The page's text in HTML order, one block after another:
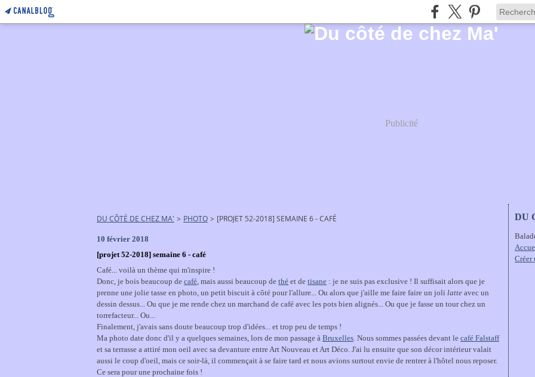
Publicité
DU CÔTÉ DE CHEZ MA' > PHOTO > [PROJET 52-2018] SEMAINE 6 - CAFÉ
10 février 2018
[projet 52-2018] semaine 6 - café
Café... voilà un thème qui m'inspire !
Donc, je bois beaucoup de café, mais aussi beaucoup de thé et de tisane : je ne suis pas exclusive ! Il suffisait alors que je
prenne une jolie tasse en photo, un petit biscuit à côté pour l'allure... Ou alors que j'aille me faire faire un joli latte avec un
dessin dessus... Ou que je me rende chez un marchand de café avec les pots bien alignés... Ou que je fasse un tour chez un
torrefacteur... Ou...
Finalement, j'avais sans doute beaucoup trop d'idées... et trop peu de temps !
Ma photo date donc d'il y a quelques semaines, lors de mon passage à Bruxelles. Nous sommes passées devant le café Falstaff
et sa terrasse a attiré mon oeil avec sa devanture entre Art Nouveau et Art Déco. J'ai lu ensuite que son décor intérieur valait
aussi le coup d'oeil, mais ce soir-là, il commençait à se faire tard et nous avions surtout envie de rentrer à l'hôtel nous reposer.
Ce sera pour une prochaine fois !
DU
Créer